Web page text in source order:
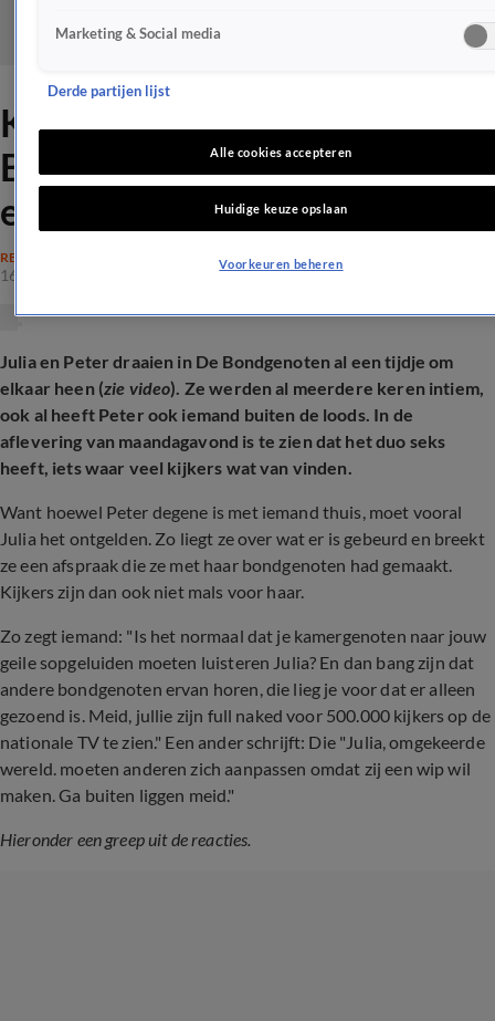
Kijkers geven deze
Bondgenoten-deelnemer
ervan langs
REALITY
16 juni 2025, 20:19
Julia en Peter draaien in De Bondgenoten al een tijdje om
elkaar heen (zie video). Ze werden al meerdere keren intiem,
ook al heeft Peter ook iemand buiten de loods. In de
aflevering van maandagavond is te zien dat het duo seks
heeft, iets waar veel kijkers wat van vinden.
Want hoewel Peter degene is met iemand thuis, moet vooral
Julia het ontgelden. Zo liegt ze over wat er is gebeurd en breekt
ze een afspraak die ze met haar bondgenoten had gemaakt.
Kijkers zijn dan ook niet mals voor haar.
Zo zegt iemand: "Is het normaal dat je kamergenoten naar jouw
geile sopgeluiden moeten luisteren Julia? En dan bang zijn dat
andere bondgenoten ervan horen, die lieg je voor dat er alleen
gezoend is. Meid, jullie zijn full naked voor 500.000 kijkers op de
nationale TV te zien." Een ander schrijft: Die "Julia, omgekeerde
wereld. moeten anderen zich aanpassen omdat zij een wip wil
maken. Ga buiten liggen meid."
Hieronder een greep uit de reacties.
Marketing & Social media
Derde partijen lijst
Alle cookies accepteren
Huidige keuze opslaan
Voorkeuren beheren